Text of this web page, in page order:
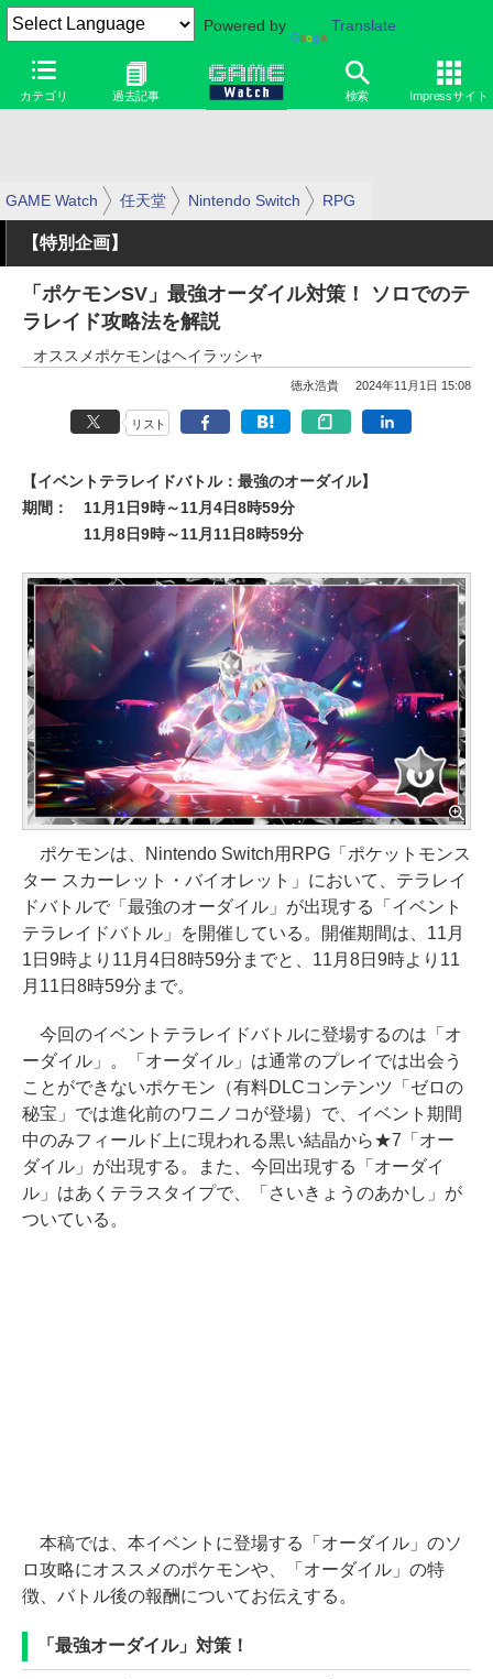
Powered by Translate
カテゴリ 過去記事 検索 Impressサイト
GAME Watch 任天堂 Nintendo Switch RPG
【特別企画】
「ポケモンSV」最強オーダイル対策！ ソロでのテ
ラレイド攻略法を解説
オススメポケモンはヘイラッシャ
徳永浩貴 2024年11月1日 15:08
リスト
【イベントテラレイドバトル：最強のオーダイル】
期間： 11月1日9時～11月4日8時59分
11月8日9時～11月11日8時59分
ポケモンは、Nintendo Switch用RPG「ポケットモンス
ター スカーレット・バイオレット」において、テラレイ
ドバトルで「最強のオーダイル」が出現する「イベント
テラレイドバトル」を開催している。開催期間は、11月
1日9時より11月4日8時59分までと、11月8日9時より11
月11日8時59分まで。
今回のイベントテラレイドバトルに登場するのは「オ
ーダイル」。「オーダイル」は通常のプレイでは出会う
ことができないポケモン（有料DLCコンテンツ「ゼロの
秘宝」では進化前のワニノコが登場）で、イベント期間
中のみフィールド上に現われる黒い結晶から★7「オー
ダイル」が出現する。また、今回出現する「オーダイ
ル」はあくテラスタイプで、「さいきょうのあかし」が
ついている。
本稿では、本イベントに登場する「オーダイル」のソ
ロ攻略にオススメのポケモンや、「オーダイル」の特
徴、バトル後の報酬についてお伝えする。
「最強オーダイル」対策！